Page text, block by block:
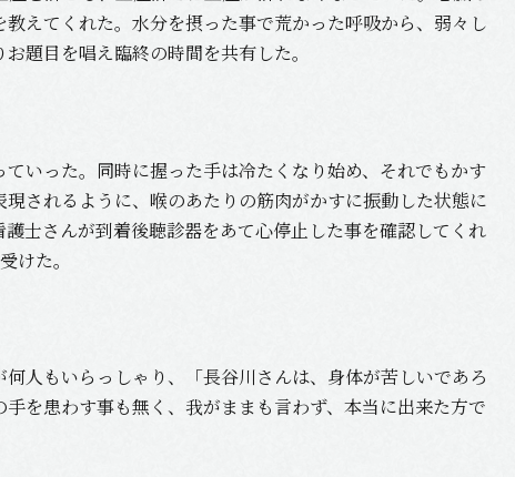
えてくれた。水分を摂った事で荒かった呼吸から、弱々し
題目を唱え臨終の時間を共有した。
いった。同時に握った手は冷たくなり始め、それでもかす
されるように、喉のあたりの筋肉がかすに振動した状態に
士さんが到着後聴診器をあて心停止した事を確認してくれ
けた。
人もいらっしゃり、「長谷川さんは、身体が苦しいであろ
を患わす事も無く、我がままも言わず、本当に出来た方で